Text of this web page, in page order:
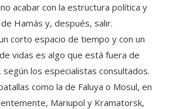
acabar con la estructura política y
Hamás y, después, salir.
corto espacio de tiempo y con un
vidas es algo que está fuera de
los especialistas consultados.
como la de Faluya o Mosul, en
Mariupol y Kramatorsk,